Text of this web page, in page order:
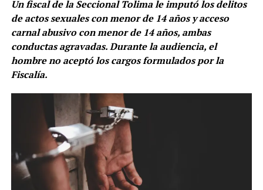
Un fiscal de la Seccional Tolima le imputó los delitos
de actos sexuales con menor de 14 años y acceso
carnal abusivo con menor de 14 años, ambas
conductas agravadas. Durante la audiencia, el
hombre no aceptó los cargos formulados por la
Fiscalía.